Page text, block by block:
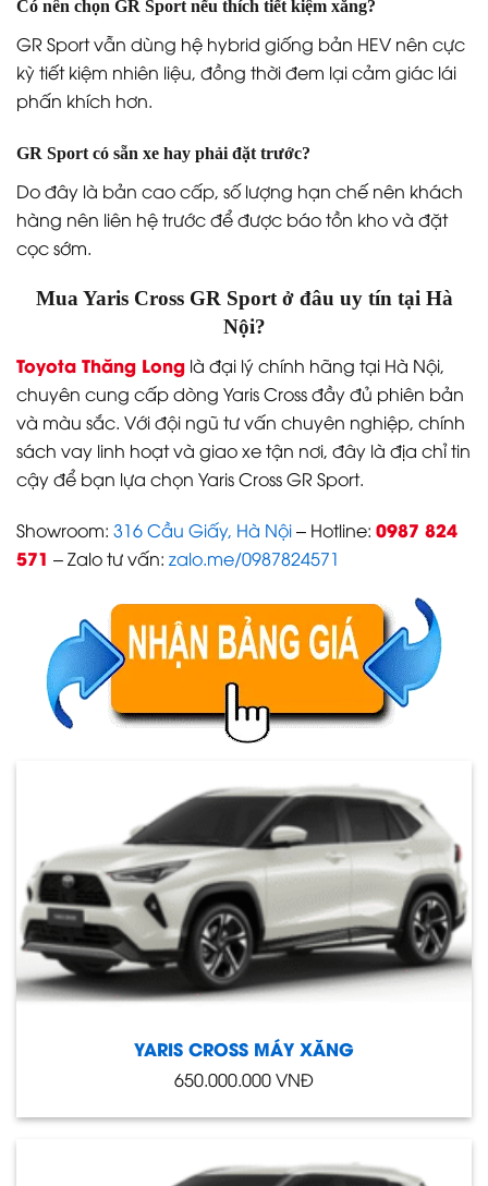
Có nên chọn GR Sport nếu thích tiết kiệm xăng?
GR Sport vẫn dùng hệ hybrid giống bản HEV nên cực
kỳ tiết kiệm nhiên liệu, đồng thời đem lại cảm giác lái
phấn khích hơn.
GR Sport có sẵn xe hay phải đặt trước?
Do đây là bản cao cấp, số lượng hạn chế nên khách
hàng nên liên hệ trước để được báo tồn kho và đặt
cọc sớm.
Mua Yaris Cross GR Sport ở đâu uy tín tại Hà
Nội?
Toyota Thăng Long là đại lý chính hãng tại Hà Nội,
chuyên cung cấp dòng Yaris Cross đầy đủ phiên bản
và màu sắc. Với đội ngũ tư vấn chuyên nghiệp, chính
sách vay linh hoạt và giao xe tận nơi, đây là địa chỉ tin
cậy để bạn lựa chọn Yaris Cross GR Sport.
Showroom: 316 Cầu Giấy, Hà Nội– Hotline: 0987 824
571 – Zalo tư vấn: zalo.me/0987824571
YARIS CROSS MÁY XĂNG
650.000.000VNĐ